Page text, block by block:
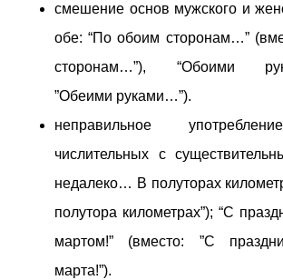
смешение основ мужского и
обе: “По обоим сторонам…”
сторонам…”), “Обоими
”Обеими руками…”).
неправильное
числительных с
недалеко… В полуторах
полутора километрах”); “С
мартом!” (вместо: ”С
марта!”).